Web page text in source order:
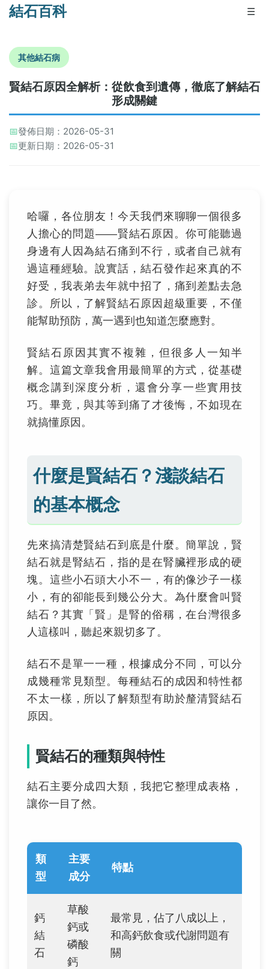
結石百科 ☰
其他結石病
賢結石原因全解析：從飲食到遺傳，徹底了解結石
形成關鍵
📅發佈日期：2026-05-31
📅更新日期：2026-05-31
哈囉，各位朋友！今天我們來聊聊一個很多
人擔心的問題——賢結石原因。你可能聽過
身邊有人因為結石痛到不行，或者自己就有
過這種經驗。說實話，結石發作起來真的不
好受，我表弟去年就中招了，痛到差點去急
診。所以，了解賢結石原因超級重要，不僅
能幫助預防，萬一遇到也知道怎麼應對。
賢結石原因其實不複雜，但很多人一知半
解。這篇文章我會用最簡單的方式，從基礎
概念講到深度分析，還會分享一些實用技
巧。畢竟，與其等到痛了才後悔，不如現在
就搞懂原因。
什麼是賢結石？淺談結石
的基本概念
先來搞清楚賢結石到底是什麼。簡單說，賢
結石就是腎結石，指的是在腎臟裡形成的硬
塊。這些小石頭大小不一，有的像沙子一樣
小，有的卻能長到幾公分大。為什麼會叫賢
結石？其實「賢」是腎的俗稱，在台灣很多
人這樣叫，聽起來親切多了。
結石不是單一一種，根據成分不同，可以分
成幾種常見類型。每種結石的成因和特性都
不太一樣，所以了解類型有助於釐清賢結石
原因。
賢結石的種類與特性
結石主要分成四大類，我把它整理成表格，
讓你一目了然。
類
型
主要
成分
特點
鈣
結
石
草酸
鈣或
磷酸
鈣
最常見，佔了八成以上，
和高鈣飲食或代謝問題有
關